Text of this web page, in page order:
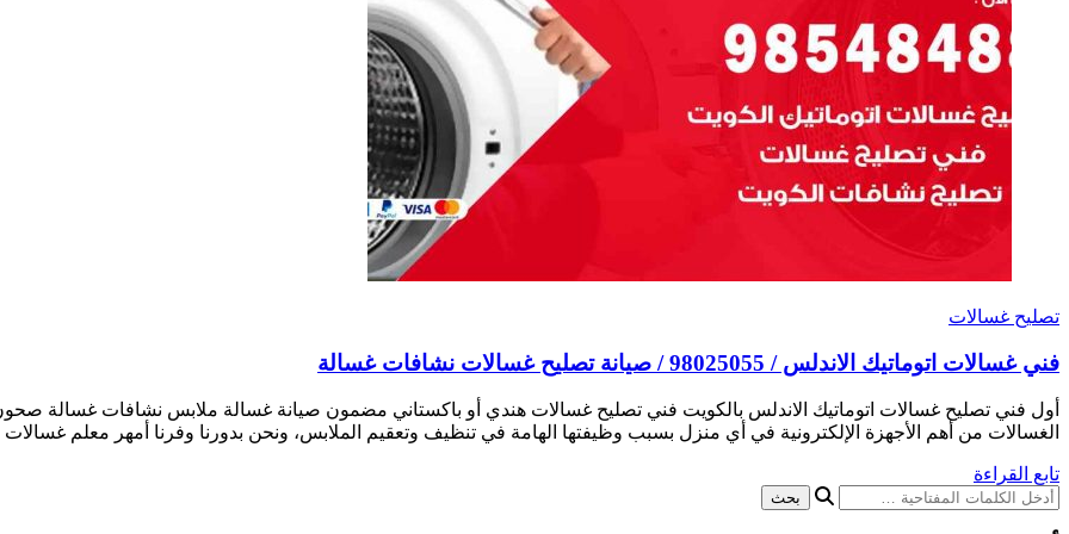
تصليح غسالات
فني غسالات اتوماتيك الاندلس / 98025055 / صيانة تصليح غسالات نشافات غسالة
أول فني تصليح غسالات اتوماتيك الاندلس بالكويت فني تصليح غسالات هندي أو باكستاني مضمون صيانة غسالة ملابس نشافات غسالة صحون
الغسالات من أهم الأجهزة الإلكترونية في أي منزل بسبب وظيفتها الهامة في تنظيف وتعقيم الملابس، ونحن بدورنا وفرنا أمهر معلم
تابع القراءة
هل